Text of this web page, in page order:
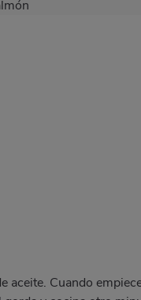
aceite. Cuando